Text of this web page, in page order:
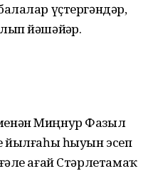
үҫтергәндәр,
йәшәйҙәр.
Миңнур Фазыл
йылғаһы һыуын эсеп
ағай Стәрлетамаҡ